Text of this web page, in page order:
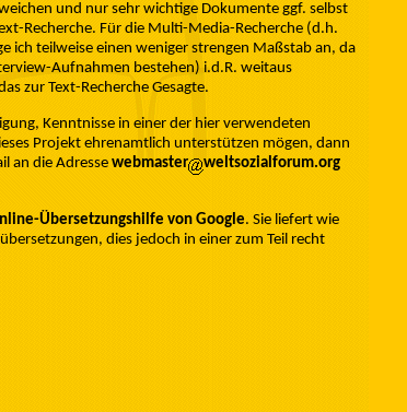
und nur sehr wichtige Dokumente ggf. selbst
Recherche. Für die Multi-Media-Recherche (d.h.
ich teilweise einen weniger strengen Maßstab an, da
Aufnahmen bestehen) i.d.R. weitaus
zur Text-Recherche Gesagte.
Kenntnisse in einer der hier verwendeten
Projekt ehrenamtlich unterstützen mögen, dann
an die Adresse webmaster
weltsozialforum.org
Übersetzungshilfe von Google. Sie liefert wie
dies jedoch in einer zum Teil recht